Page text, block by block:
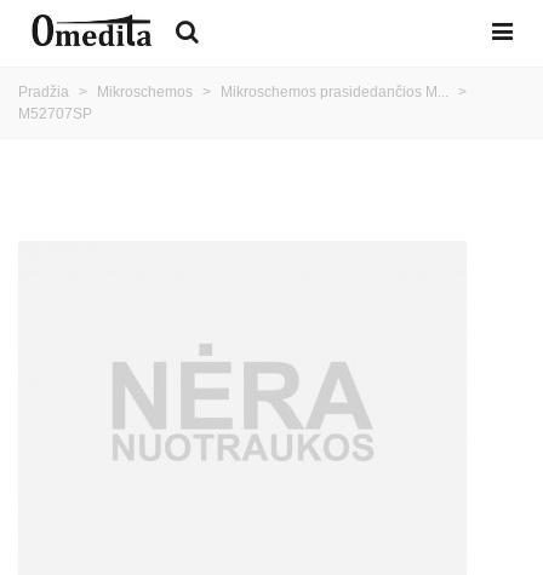
Pradžia > Mikroschemos > Mikroschemos prasidedančios M...
>
M52707SP